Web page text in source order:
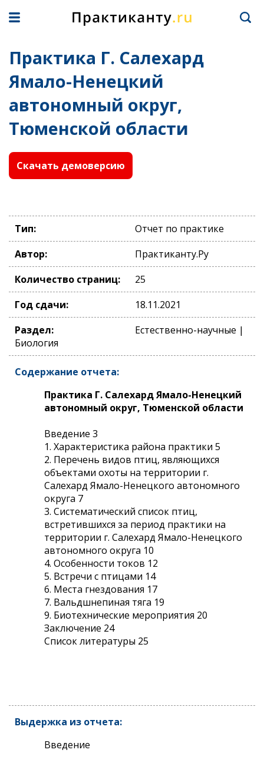
Практика Г. Салехард
Ямало-Ненецкий
автономный округ,
Тюменской области
Скачать демоверсию
Тип:
Отчет по практике
Автор:
Практиканту.Ру
Количество страниц:
25
Год сдачи:
18.11.2021
Раздел:
Естественно-научные |
Биология
Содержание отчета:
Практика Г. Салехард Ямало-Ненецкий
автономный округ, Тюменской области
Введение 3
1. Характеристика района практики 5
2. Перечень видов птиц, являющихся
объектами охоты на территории г.
Салехард Ямало-Ненецкого автономного
округа 7
3. Систематический список птиц,
встретившихся за период практики на
территории г. Салехард Ямало-Ненецкого
автономного округа 10
4. Особенности токов 12
5. Встречи с птицами 14
6. Места гнездования 17
7. Вальдшнепиная тяга 19
9. Биотехнические мероприятия 20
Заключение 24
Список литературы 25
Выдержка из отчета:
Введение